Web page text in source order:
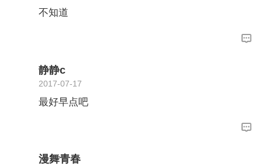
不知道
静静c
2017-07-17
最好早点吧
漫舞青春